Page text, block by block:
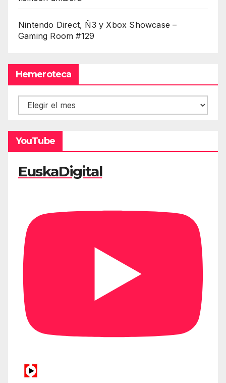
Nintendo Direct, Ñ3 y Xbox Showcase –
Gaming Room #129
Hemeroteca
Hemeroteca
YouTube
EuskaDigital